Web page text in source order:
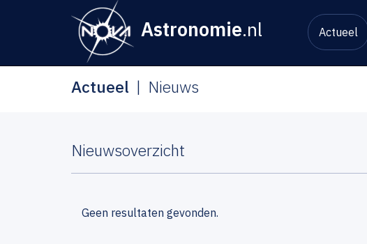
Astronomie.nl Actueel
Actueel Nieuws
Nieuwsoverzicht
Geen resultaten gevonden.